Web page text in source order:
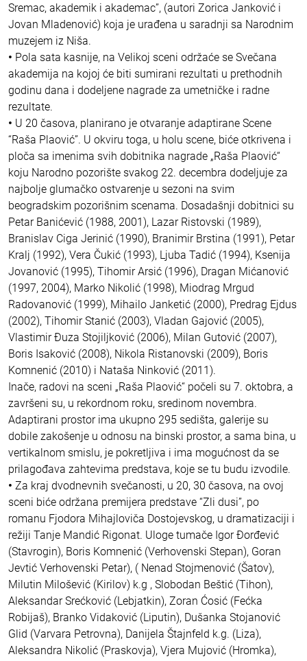
Sremac, akademik i akademac”, (autori Zorica Janković i
Jovan Mladenović) koja je urađena u saradnji sa Narodnim
muzejem iz Niša.
• Pola sata kasnije, na Velikoj sceni održaće se Svečana
akademija na kojoj će biti sumirani rezultati u prethodnih
godinu dana i dodeljene nagrade za umetničke i radne
rezultate.
• U 20 časova, planirano je otvaranje adaptirane Scene
“Raša Plaović”. U okviru toga, u holu scene, biće otkrivena i
ploča sa imenima svih dobitnika nagrade „Raša Plaović“
koju Narodno pozorište svakog 22. decembra dodeljuje za
najbolje glumačko ostvarenje u sezoni na svim
beogradskim pozorišnim scenama. Dosadašnji dobitnici su
Petar Banićević (1988, 2001), Lazar Ristovski (1989),
Branislav Ciga Jerinić (1990), Branimir Brstina (1991), Petar
Kralj (1992), Vera Čukić (1993), Ljuba Tadić (1994), Ksenija
Jovanović (1995), Tihomir Arsić (1996), Dragan Mićanović
(1997, 2004), Marko Nikolić (1998), Miodrag Mrgud
Radovanović (1999), Mihailo Janketić (2000), Predrag Ejdus
(2002), Tihomir Stanić (2003), Vladan Gajović (2005),
Vlastimir Đuza Stojiljković (2006), Milan Gutović (2007),
Boris Isaković (2008), Nikola Ristanovski (2009), Boris
Komnenić (2010) i Nataša Ninković (2011).
Inače, radovi na sceni „Raša Plaović“ počeli su 7. oktobra, a
završeni su, u rekordnom roku, sredinom novembra.
Adaptirani prostor ima ukupno 295 sedišta, galerije su
dobile zakošenje u odnosu na binski prostor, a sama bina, u
vertikalnom smislu, je pokretljiva i ima mogućnost da se
prilagođava zahtevima predstava, koje se tu budu izvodile.
• Za kraj dvodnevnih svečanosti, u 20, 30 časova, na ovoj
sceni biće održana premijera predstave “Zli dusi”, po
romanu Fjodora Mihajloviča Dostojevskog, u dramatizaciji i
režiji Tanje Mandić Rigonat. Uloge tumače Igor Đorđević
(Stavrogin), Boris Komnenić (Verhovenski Stepan), Goran
Jevtić Verhovenski Petar), ( Nenad Stojmenović (Šatov),
Milutin Milošević (Kirilov) k.g , Slobodan Beštić (Tihon),
Aleksandar Srećković (Lebjatkin), Zoran Ćosić (Fećka
Robijaš), Branko Vidaković (Liputin), Dušanka Stojanović
Glid (Varvara Petrovna), Danijela Štajnfeld k.g. (Liza),
Aleksandra Nikolić (Praskovja), Vjera Mujović (Hromka),